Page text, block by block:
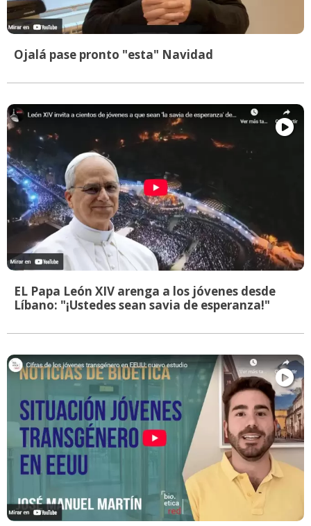
Ojalá pase pronto "esta" Navidad
EL Papa León XIV arenga a los jóvenes desde
Líbano: "¡Ustedes sean savia de esperanza!"